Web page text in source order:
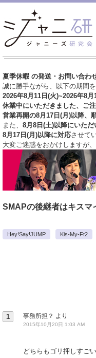
夏季休暇 の発送・お問い合わ
誠に勝手ながら、以下の期間
2026年8月11日(火)~2026年8月
休業中にいただきました、ご
営業再開の8月17日(月)以降、
また、 8月8日(土)以降にいただ
8月17日(月)以降に対応させて
大変ご迷惑をおかけしますが、
SMAPの後継者はキスマ
Hey!Say!JUMP Kis-My-Ft2
1 事務所担？ より
2015年10月20日 1:03 AM
どちらもゴリ押しすご